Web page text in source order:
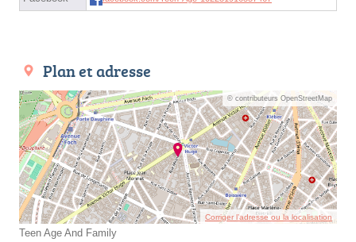
Plan et adresse
© contributeurs OpenStreetMap
Corriger l’adresse ou la localisation
Teen Age And Family